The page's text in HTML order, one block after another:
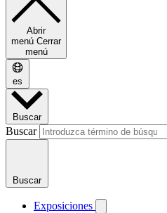
Abrir
menú Cerrar
menú
es
Buscar
Buscar
Buscar
Exposiciones